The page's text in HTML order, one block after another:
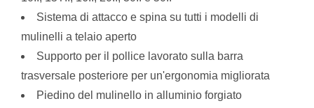
Sistema di attacco e spina su tutti i modelli di
mulinelli a telaio aperto
Supporto per il pollice lavorato sulla barra
trasversale posteriore per un'ergonomia migliorata
Piedino del mulinello in alluminio forgiato